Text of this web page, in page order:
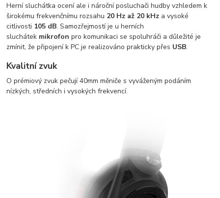
Herní sluchátka ocení ale i nároční posluchači hudby vzhledem k
širokému frekvenčnímu rozsahu 20 Hz až 20 kHz a vysoké
citlivosti 105 dB. Samozřejmostí je u herních
sluchátek mikrofon pro komunikaci se spoluhráči a důležité je
zmínit, že připojení k PC je realizováno prakticky přes USB.
Kvalitní zvuk
O prémiový zvuk pečují 40mm měniče s vyváženým podáním
nízkých, středních i vysokých frekvencí.